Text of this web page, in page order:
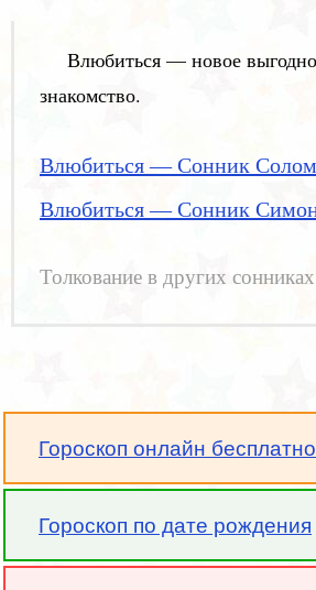
Влюбиться — новое
знакомство.
Влюбиться — Сонник
Влюбиться — Сонник
Толкование в других
Гороскоп онлайн бесплатно
Гороскоп по дате рождения